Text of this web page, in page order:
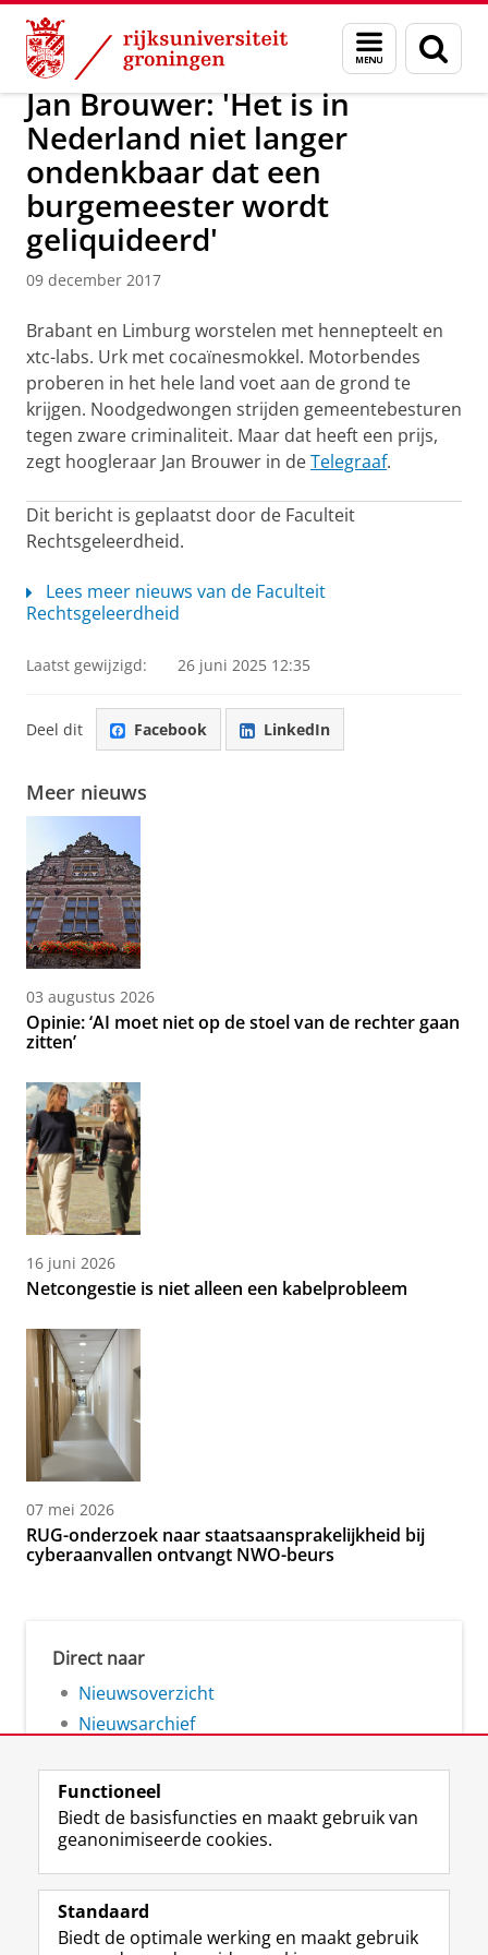
Skip
Content
Skip
Navigation
Menu
en
zoeken
Over ons Actueel Nieuws Nieuwsberichten
Jan Brouwer: 'Het is in
Nederland niet langer
ondenkbaar dat een
burgemeester wordt
geliquideerd'
09 december 2017
Brabant en Limburg worstelen met hennepteelt en
xtc-labs. Urk met cocaïnesmokkel. Motorbendes
proberen in het hele land voet aan de grond te
krijgen. Noodgedwongen strijden gemeentebesturen
tegen zware criminaliteit. Maar dat heeft een prijs,
zegt hoogleraar Jan Brouwer in deTelegraaf.
Dit bericht is geplaatst door de Faculteit
Rechtsgeleerdheid.
Lees meer nieuws van de Faculteit
Rechtsgeleerdheid
Laatst gewijzigd: 26 juni 2025 12:35
Deel dit Facebook LinkedIn
Meer nieuws
03 augustus 2026
Opinie: ‘AI moet niet op de stoel van de rechter gaan
zitten’
16 juni 2026
Netcongestie is niet alleen een kabelprobleem
07 mei 2026
RUG-onderzoek naar staatsaansprakelijkheid bij
cyberaanvallen ontvangt NWO-beurs
Direct naar
Nieuwsoverzicht
Nieuwsarchief
Volg de RUG
F
a
e
L
i
k
R
S
-
I
n
t
Y
o
T
Studiekiezers
Functioneel
Biedt de basisfuncties en maakt gebruik van
geanonimiseerde cookies.
Standaard
Biedt de optimale werking en maakt gebruik